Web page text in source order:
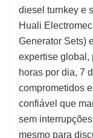
diesel turnkey e
Huali
Generator Sets)
expertise global,
horas por dia, 7
comprometidos
confiável que
sem
mesmo para